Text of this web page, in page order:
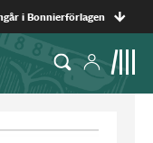
i Bonnierförlagen